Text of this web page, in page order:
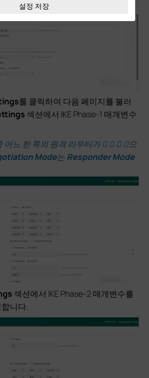
를 클릭하여 다음 페이지를 불러
섹션에서 IKE Phase-1 매개변수
어느 한 쪽의 원격 라우터가 0.0.0.0으
Mode는Responder Mode
섹션에서 IKE Phase-2 매개변수를
니다.
설정 저장